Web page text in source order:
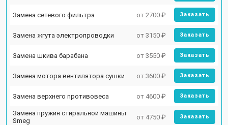
Замена сетевого фильтра от 2700 ₽ Заказать
Замена жгута электропроводки от 3150 ₽ Заказать
Замена шкива барабана от 3550 ₽ Заказать
Замена мотора вентилятора сушки от 3600 ₽ Заказать
Замена верхнего противовеса от 4600 ₽ Заказать
Замена пружин стиральной машины
Smeg
от 4750 ₽ Заказать